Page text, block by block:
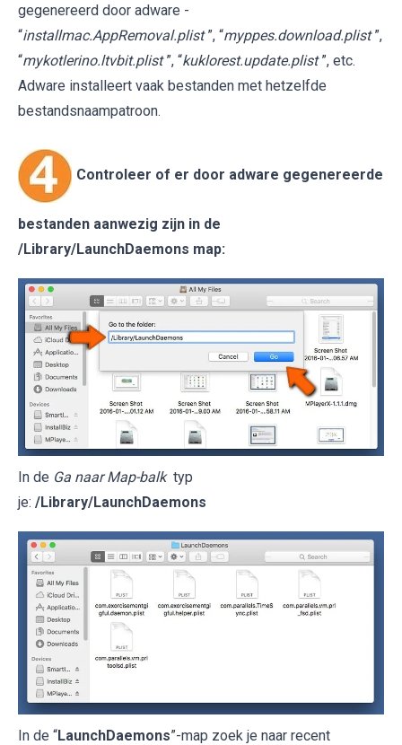
gegenereerd door adware -
“installmac.AppRemoval.plist ”, “myppes.download.plist ”,
“mykotlerino.ltvbit.plist ”, “kuklorest.update.plist ”, etc.
Adware installeert vaak bestanden met hetzelfde
bestandsnaampatroon.
Controleer of er door adware gegenereerde
bestanden aanwezig zijn in de
/Library/LaunchDaemons map:
In de Ga naar Map-balk typ
je: /Library/LaunchDaemons
In de “LaunchDaemons”-map zoek je naar recent